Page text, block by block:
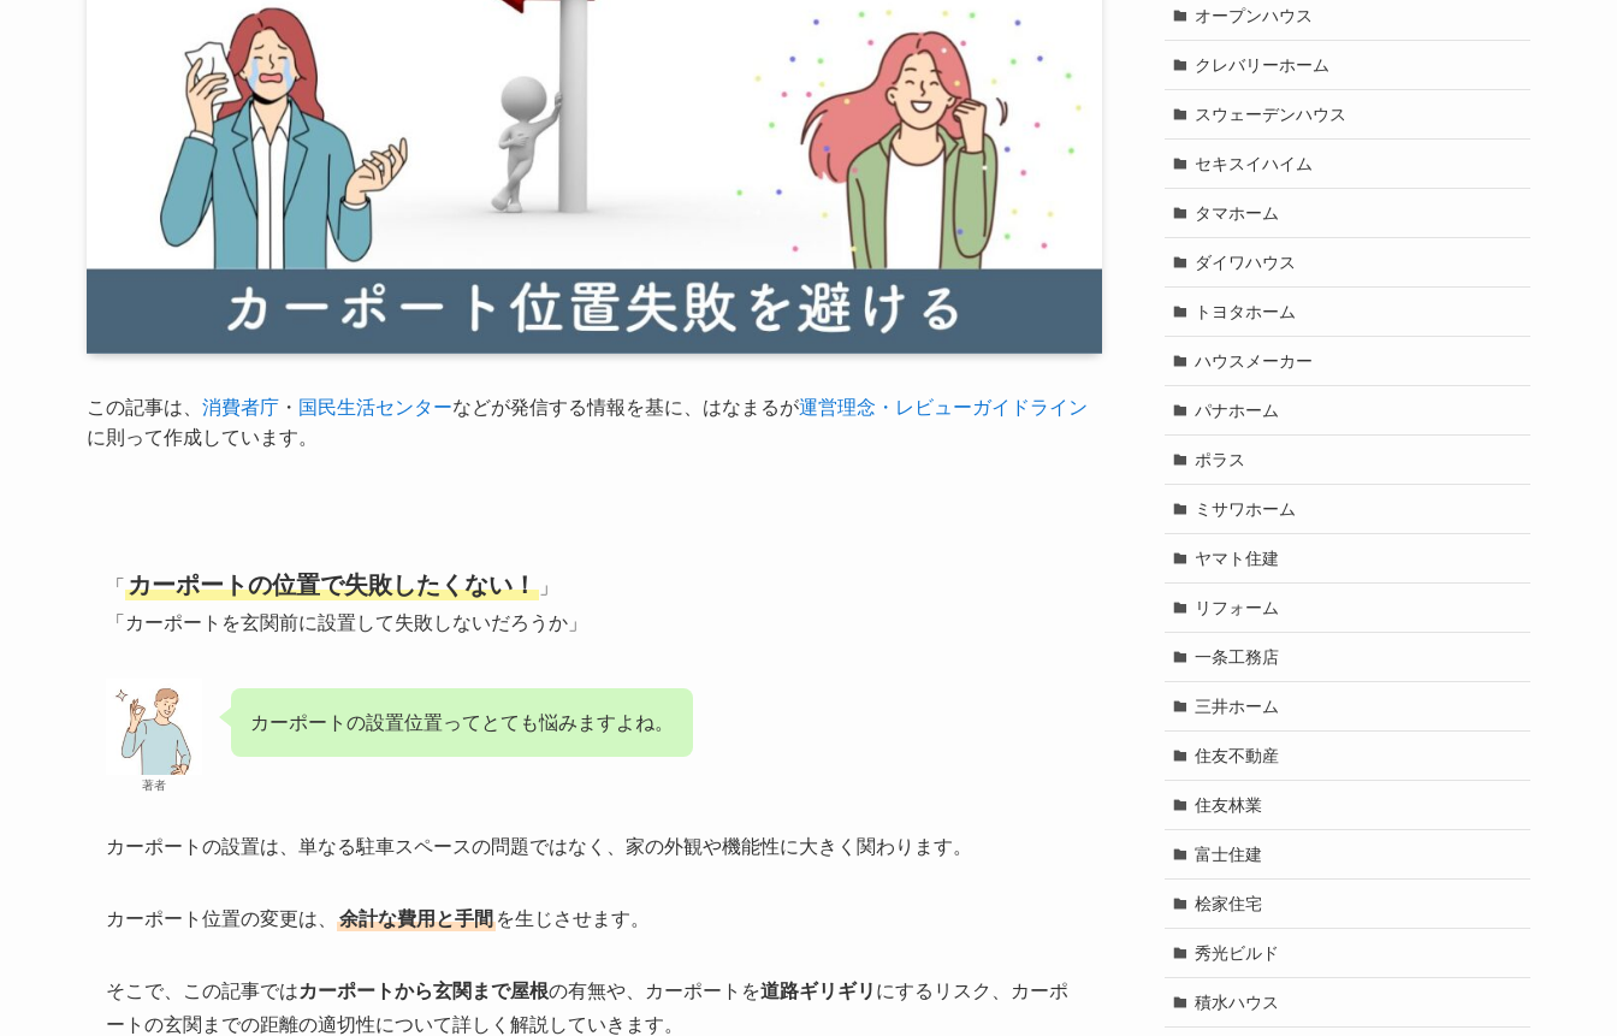
この記事は、 消費者庁 ・ 国民生活センターなどが発信する情報を基に、はなまるが運営理念・レビューガイドライン
に則って作成しています。
「 カーポートの位置で失敗したくない！ 」
「カーポートを玄関前に設置して失敗しないだろうか」
著者
カーポートの設置位置ってとても悩みますよね。
カーポートの設置は、単なる駐車スペースの問題ではなく、家の外観や機能性に大きく関わります。
カーポート位置の変更は、 余計な費用と手間 を生じさせます。
そこで、この記事ではカーポートから玄関まで屋根の有無や、カーポートを道路ギリギリ にするリスク、カーポ
ートの玄関までの距離の適切性について詳しく解説していきます。
オープンハウス
クレバリーホーム
スウェーデンハウス
セキスイハイム
タマホーム
ダイワハウス
トヨタホーム
ハウスメーカー
パナホーム
ポラス
ミサワホーム
ヤマト住建
リフォーム
一条工務店
三井ホーム
住友不動産
住友林業
富士住建
桧家住宅
秀光ビルド
積水ハウス